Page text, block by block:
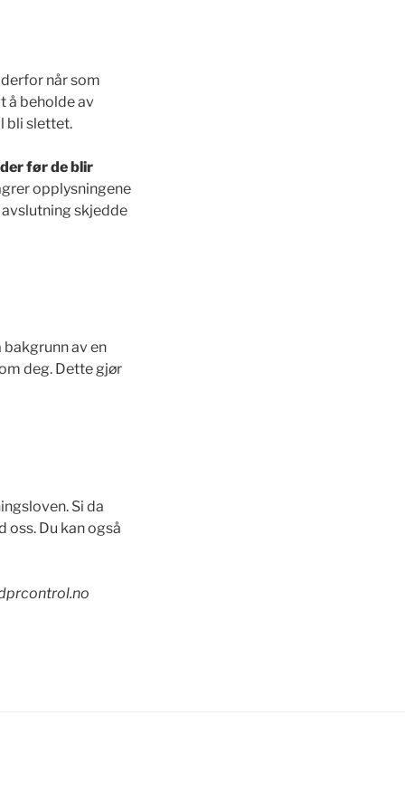
når som
å beholde av
bli slettet.
før de blir
opplysningene
skjedde
av en
deg. Dette gjør
Si da
oss. Du kan også